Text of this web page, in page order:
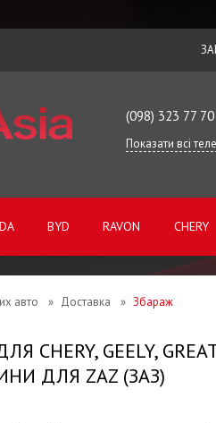
(098) 323 77 70
Показати всі
BYD RAVON CHERY
авто » Доставка » Збараж
CHERY, GEELY,
ДЛЯ ZAZ (ЗАЗ)